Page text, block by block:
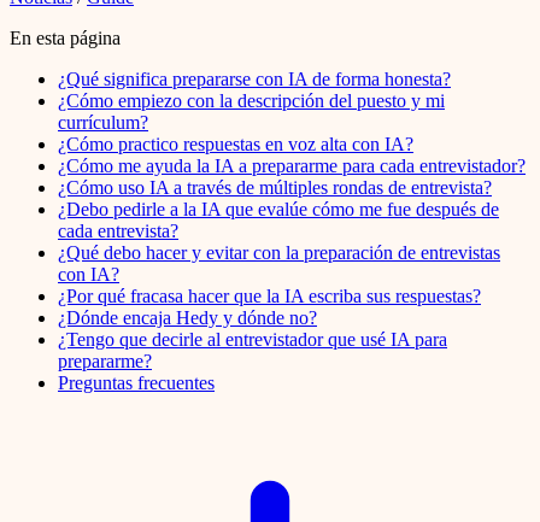
En esta página
¿Qué significa prepararse con IA de forma honesta?
¿Cómo empiezo con la descripción del puesto y mi
currículum?
¿Cómo practico respuestas en voz alta con IA?
¿Cómo me ayuda la IA a prepararme para cada entrevistador?
¿Cómo uso IA a través de múltiples rondas de entrevista?
¿Debo pedirle a la IA que evalúe cómo me fue después de
cada entrevista?
¿Qué debo hacer y evitar con la preparación de entrevistas
con IA?
¿Por qué fracasa hacer que la IA escriba sus respuestas?
¿Dónde encaja Hedy y dónde no?
¿Tengo que decirle al entrevistador que usé IA para
prepararme?
Preguntas frecuentes